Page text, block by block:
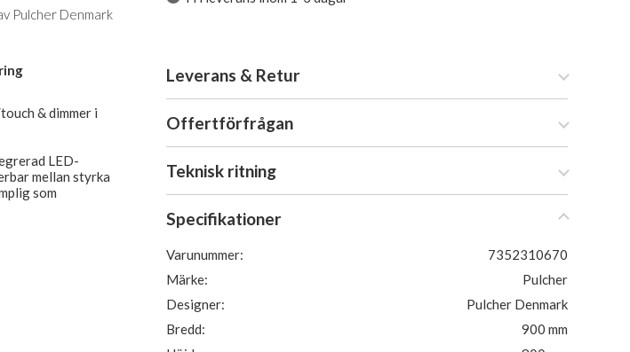
Pulcher Denmark
& dimmer i
LED-
mellan styrka
som
Leverans & Retur
Offertförfrågan
Teknisk ritning
Specifikationer
Varunummer:
7352310670
Märke:
Pulcher
Designer:
Pulcher Denmark
Bredd:
900 mm